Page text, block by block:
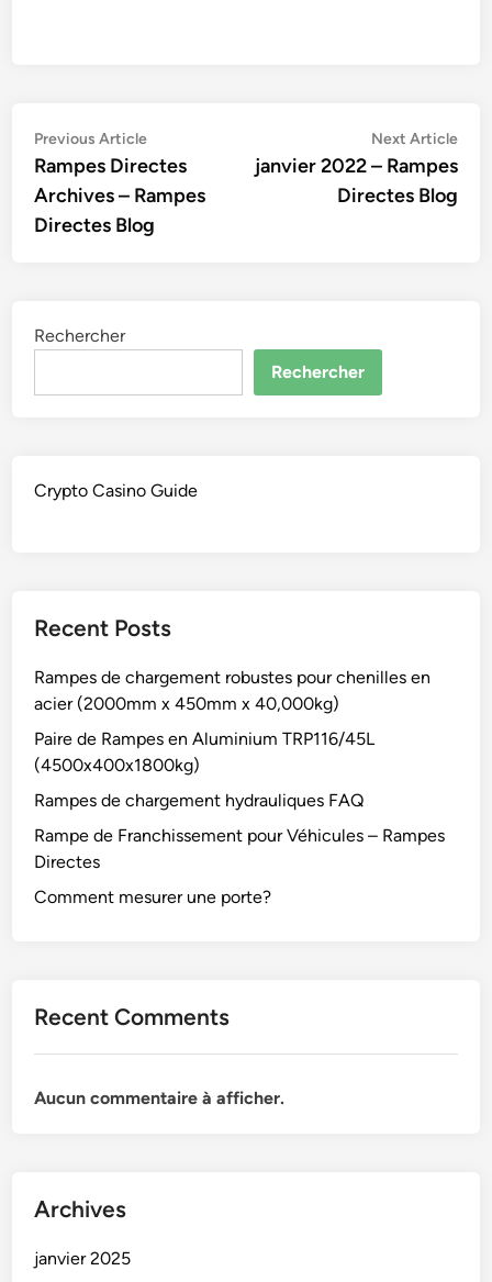
Navigation
de
l’article
Previous ArticlePrevious
article:
Rampes Directes
Archives – Rampes
Directes Blog
Next Article
janvier 2022 – Rampes
Directes Blog
Rechercher
Rechercher
Crypto Casino Guide
Recent Posts
Rampes de chargement robustes pour chenilles en
acier (2000mm x 450mm x 40,000kg)
Paire de Rampes en Aluminium TRP116/45L
(4500x400x1800kg)
Rampes de chargement hydrauliques FAQ
Rampe de Franchissement pour Véhicules – Rampes
Directes
Comment mesurer une porte?
Recent Comments
Aucun commentaire à afficher.
Archives
janvier 2025